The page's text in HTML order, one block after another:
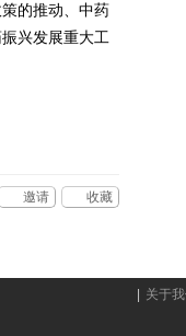
的推动、中药
兴发展重大工
收藏
邀请
关于